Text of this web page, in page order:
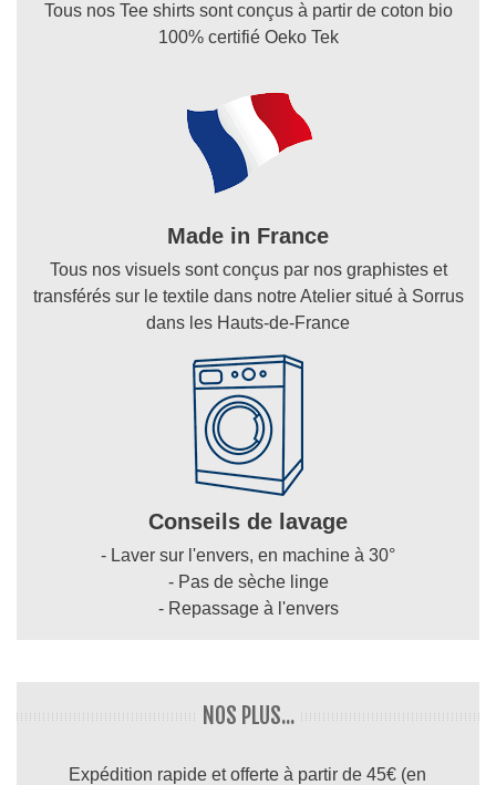
Tous nos Tee shirts sont conçus à partir de coton bio
100% certifié Oeko Tek
Made in France
Tous nos visuels sont conçus par nos graphistes et
transférés sur le textile dans notre Atelier situé à Sorrus
dans les Hauts-de-France
Conseils de lavage
- Laver sur l'envers, en machine à 30°
- Pas de sèche linge
- Repassage à l'envers
NOS PLUS...
Expédition rapide et offerte à partir de 45€ (en